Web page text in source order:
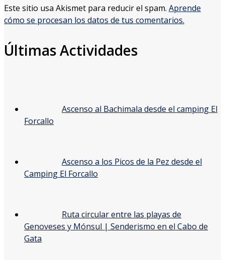
Este sitio usa Akismet para reducir el spam. Aprende
cómo se procesan los datos de tus comentarios.
Últimas Actividades
Ascenso al Bachimala desde el camping El
Forcallo
Ascenso a los Picos de la Pez desde el
Camping El Forcallo
Ruta circular entre las playas de
Genoveses y Mónsul | Senderismo en el Cabo de
Gata